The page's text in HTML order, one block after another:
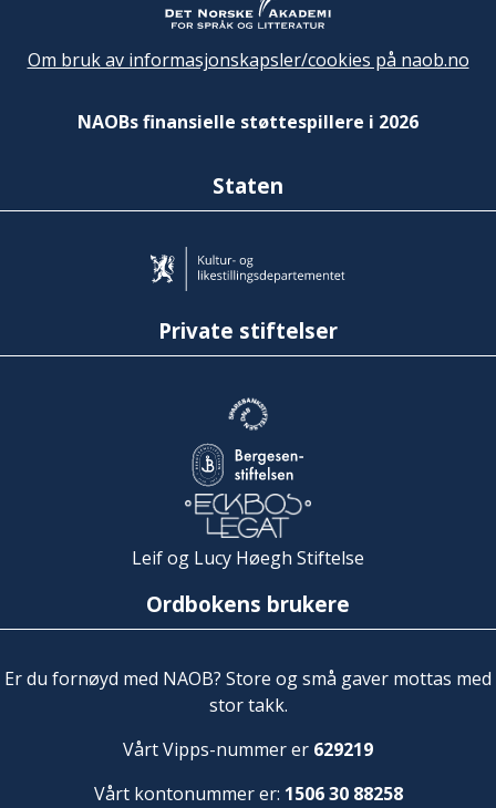
Om bruk av informasjonskapsler/cookies på naob.no
NAOBs finansielle støttespillere i 2026
Staten
Private stiftelser
Leif og Lucy Høegh Stiftelse
Ordbokens brukere
Er du fornøyd med NAOB? Store og små gaver mottas med
stor takk.
Vårt Vipps-nummer er 629219
Vårt kontonummer er: 1506 30 88258